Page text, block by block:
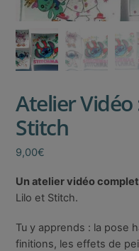
Atelier Vidéo
Stitch
9,00€
Un atelier vidéo complet
Lilo et Stitch.
Tu y apprends : la pose
finitions, les effets de